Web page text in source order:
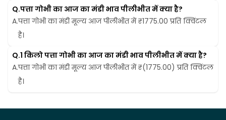
Q.पत्ता गोभी का आज का मंडी भाव पीलीभीत में क्या है?
A.पत्ता गोभी का मंडी मूल्य आज पीलीभीत में ₹1775.00 प्रति क्विंटल
है।
Q.1 किलो पत्ता गोभी का आज का मंडी भाव पीलीभीत में क्या है?
A.पत्ता गोभी का मंडी मूल्य आज पीलीभीत में ₹(1775.00) प्रति क्विंटल
है।